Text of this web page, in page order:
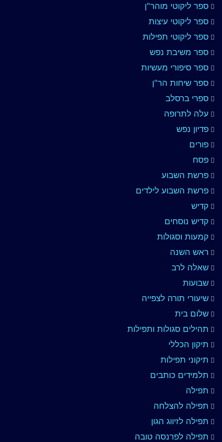
ספר ליקוטי מוהר"ן
ספר ליקוטי עיצות
ספר ליקוטי תפילות
ספר משיבת נפש
ספר סיפורי מעשיות
ספר שיחות הר"ן
ספרי ברסלב
עלה לתרופה
פדיון נפש
פורים
פסח
פרשת השבוע
פרשת השבוע לילדים
קדיש
קדיש נוסחים
קמעות וסגולות
ראש השנה
שאלה לרב
שבועות
שיעורי תורה לצפייה
שלום בית
תהילים סגולות ותפילות
תיקון הכללי
תיקוני תפילות
תלמידים כותבים
תפילה
תפילה להצלחה
תפילה לזיווג הגון
תפילה לפרנסה טובה